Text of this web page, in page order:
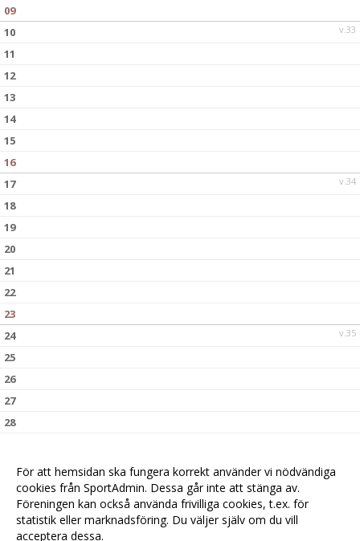
09
v.33
10
11
12
13
14
15
16
v.34
17
18
19
20
21
22
23
v.35
24
25
26
27
28
För att hemsidan ska fungera korrekt använder vi nödvändiga
cookies från SportAdmin. Dessa går inte att stänga av.
Föreningen kan också använda frivilliga cookies, t.ex. för
statistik eller marknadsföring. Du väljer själv om du vill
acceptera dessa.